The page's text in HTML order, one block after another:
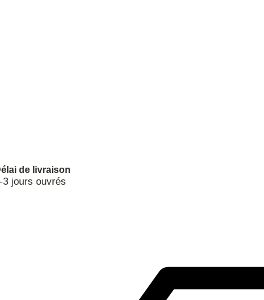
de livraison
3 jours ouvrés